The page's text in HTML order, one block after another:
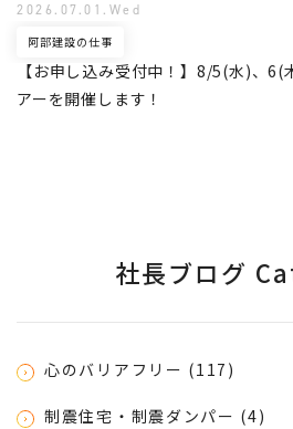
【お申し込み受付中！】8/5(水)、
アーを開催します！
阿部建設の仕事
2026.07.01.Wed
社長ブログ
心のバリアフリー (117)
制震住宅・制震ダンパー (4)